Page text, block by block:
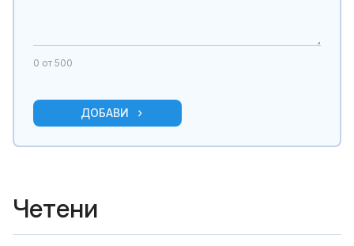
0 от 500
ДОБАВИ
Четени